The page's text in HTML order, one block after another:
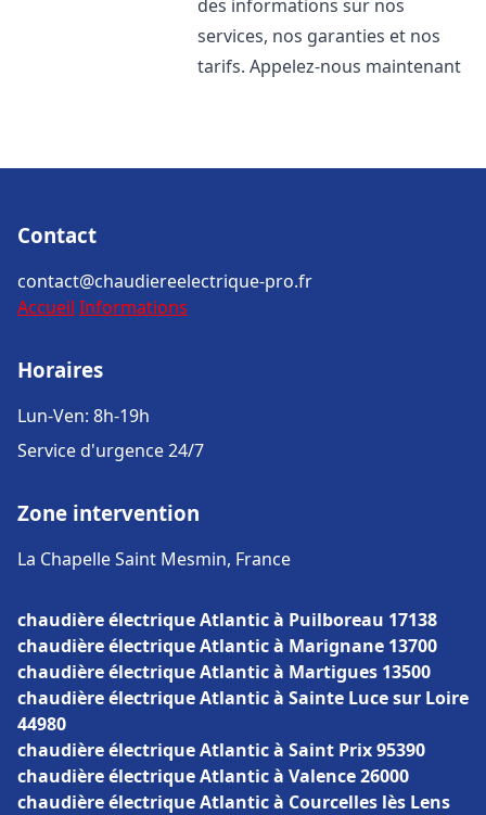
des informations sur nos
services, nos garanties et nos
tarifs. Appelez-nous maintenant
Contact
contact@chaudiereelectrique-pro.fr
Accueil Informations
Horaires
Lun-Ven: 8h-19h
Service d'urgence 24/7
Zone intervention
La Chapelle Saint Mesmin, France
chaudière électrique Atlantic à Puilboreau 17138
chaudière électrique Atlantic à Marignane 13700
chaudière électrique Atlantic à Martigues 13500
chaudière électrique Atlantic à Sainte Luce sur Loire
44980
chaudière électrique Atlantic à Saint Prix 95390
chaudière électrique Atlantic à Valence 26000
chaudière électrique Atlantic à Courcelles lès Lens